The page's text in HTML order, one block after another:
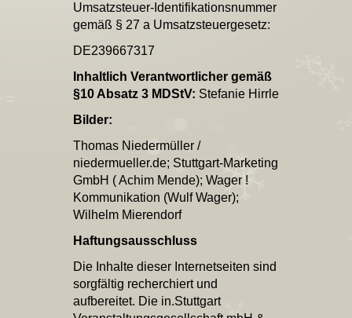
Umsatzsteuer-Identifikationsnummer
gemäß § 27 a Umsatzsteuergesetz:
DE239667317
Inhaltlich Verantwortlicher gemäß
§10 Absatz 3 MDStV: Stefanie Hirrle
Bilder:
Thomas Niedermüller /
niedermueller.de; Stuttgart-Marketing
GmbH ( Achim Mende); Wager !
Kommunikation (Wulf Wager);
Wilhelm Mierendorf
Haftungsausschluss
Die Inhalte dieser Internetseiten sind
sorgfältig recherchiert und
aufbereitet. Die in.Stuttgart